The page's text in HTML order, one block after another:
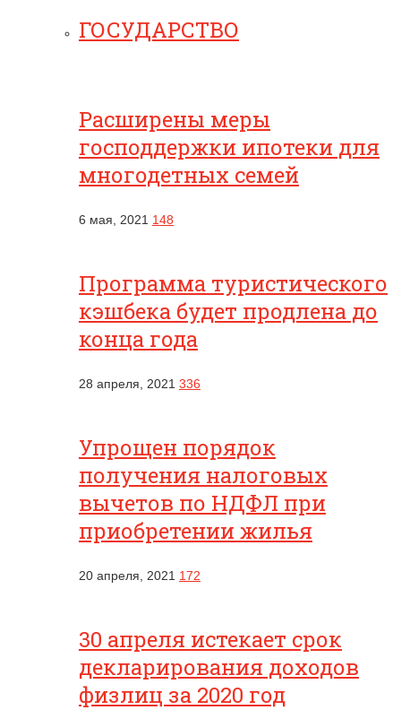
ГОСУДАРСТВО
Расширены меры
господдержки ипотеки для
многодетных семей
6 мая, 2021 148
Программа туристического
кэшбека будет продлена до
конца года
28 апреля, 2021 336
Упрощен порядок
получения налоговых
вычетов по НДФЛ при
приобретении жилья
20 апреля, 2021 172
30 апреля истекает срок
декларирования доходов
физлиц за 2020 год